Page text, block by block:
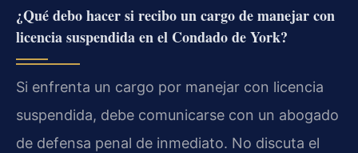
¿Qué debo hacer si recibo un cargo de manejar con
licencia suspendida en el Condado de York?
Si enfrenta un cargo por manejar con licencia
suspendida, debe comunicarse con un abogado
de defensa penal de inmediato. No discuta el